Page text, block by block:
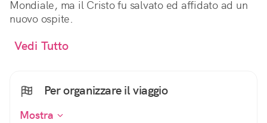
Mondiale, ma il Cristo fu salvato ed affidato ad un
nuovo ospite.
Vedi Tutto
Per organizzare il viaggio
Mostra